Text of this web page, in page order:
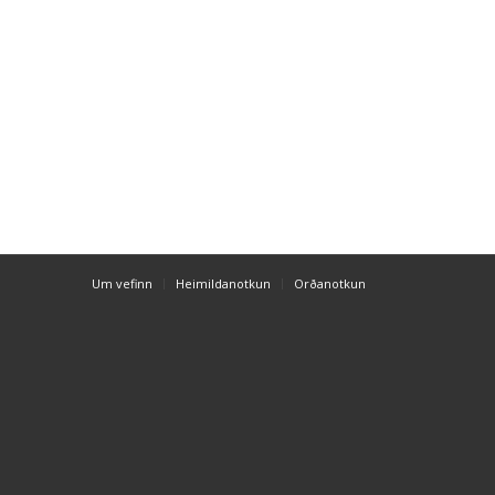
Um vefinn Heimildanotkun Orðanotkun